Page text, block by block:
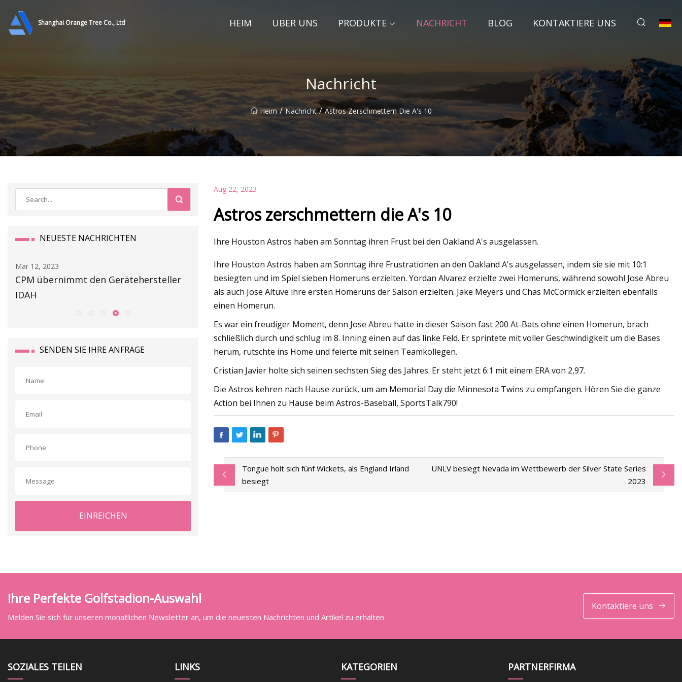
Shanghai Orange Tree Co., Ltd HEIM ÜBER UNS PRODUKTE NACHRICHT BLOG KONTAKTIERE UNS
Nachricht
Heim / Nachricht / Astros Zerschmettern Die A's 10
NEUESTE NACHRICHTEN
Mar 12, 2023
CPM übernimmt den Gerätehersteller
IDAH
Mar 14, 2023
Gefahr der Ausrüstung
Mar 06, 2023
Doppelkegel-Rotationsvakuumtrockner
mit Klumpenbrechereinheiten
SENDEN SIE IHRE ANFRAGE
EINREICHEN
Aug 22, 2023
Astros zerschmettern die A's 10
Ihre Houston Astros haben am Sonntag ihren Frust bei den Oakland A's ausgelassen.
Ihre Houston Astros haben am Sonntag ihre Frustrationen an den Oakland A's ausgelassen, indem sie sie mit 10:1
besiegten und im Spiel sieben Homeruns erzielten. Yordan Alvarez erzielte zwei Homeruns, während sowohl Jose Abreu
als auch Jose Altuve ihre ersten Homeruns der Saison erzielten. Jake Meyers und Chas McCormick erzielten ebenfalls
einen Homerun.
Es war ein freudiger Moment, denn Jose Abreu hatte in dieser Saison fast 200 At-Bats ohne einen Homerun, brach
schließlich durch und schlug im 8. Inning einen auf das linke Feld. Er sprintete mit voller Geschwindigkeit um die Bases
herum, rutschte ins Home und feierte mit seinen Teamkollegen.
Cristian Javier holte sich seinen sechsten Sieg des Jahres. Er steht jetzt 6:1 mit einem ERA von 2,97.
Die Astros kehren nach Hause zurück, um am Memorial Day die Minnesota Twins zu empfangen. Hören Sie die ganze
Action bei Ihnen zu Hause beim Astros-Baseball, SportsTalk790!
Tongue holt sich fünf Wickets, als England Irland
besiegt
UNLV besiegt Nevada im Wettbewerb der Silver State Series
2023
Ihre Perfekte Golfstadion-Auswahl
Melden Sie sich für unseren monatlichen Newsletter an, um die neuesten Nachrichten und Artikel zu erhalten
Kontaktiere uns
SOZIALES TEILEN LINKS KATEGORIEN PARTNERFIRMA